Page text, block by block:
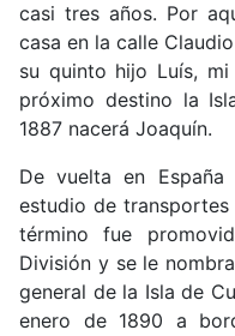
casi tres años. Por
casa en la calle
su quinto hijo Luís,
próximo destino la
1887 nacerá Joaquín.
De vuelta en
estudio de
término fue
División y se le
general de la Isla de
enero de 1890 a